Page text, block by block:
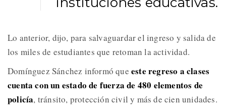
Lo anterior, dijo, para salvaguardar el ingreso y salida de
los miles de estudiantes que retoman la actividad.
Domínguez Sánchez informó que este regreso a clases
cuenta con un estado de fuerza de 480 elementos de
policía, tránsito, protección civil y más de cien unidades.